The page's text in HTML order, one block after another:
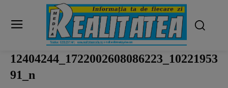
12404244_1722002608086223_10221953
91_n